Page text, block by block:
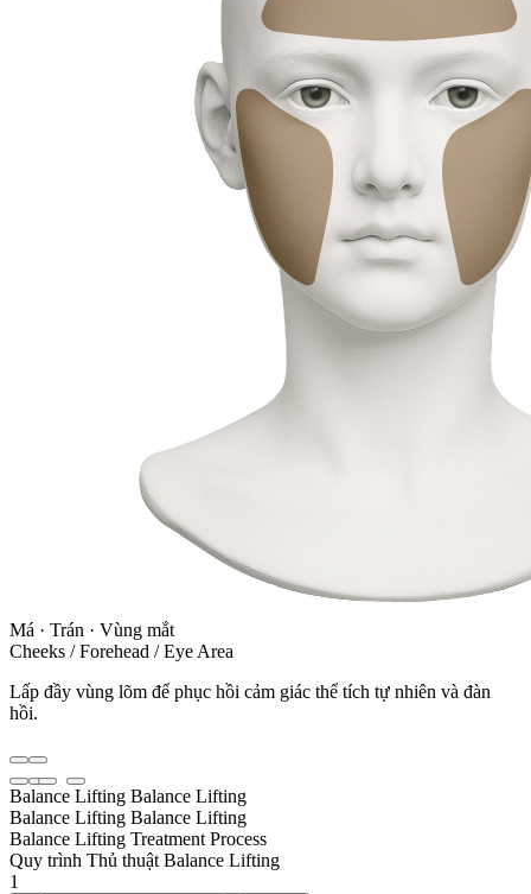
Má · Trán · Vùng mắt
Cheeks / Forehead / Eye Area
Lấp đầy vùng lõm để phục hồi cảm giác thể tích tự nhiên và đàn
hồi.
Balance Lifting Balance Lifting
Balance Lifting Balance Lifting
Balance Lifting Treatment Process
Quy trình Thủ thuật Balance Lifting
1